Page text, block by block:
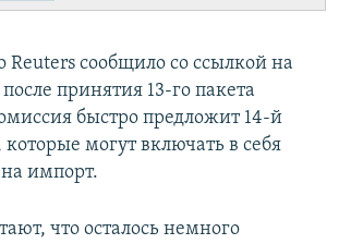
Reuters сообщило со ссылкой на
принятия 13-го пакета
быстро предложит 14-й
могут включать в себя
импорт.
что осталось немного